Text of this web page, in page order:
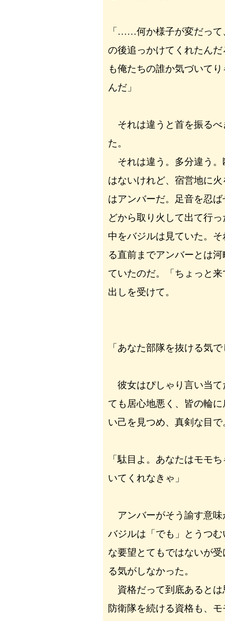
「……何か様子が変だって
の後追っかけてくれたん
も俺たちの誰か気づいて
んだ」
それは違うと首を振るべ
た。
それは違う。多分違う。
はないけれど、宿営地に
はアンバーだ。足音を忍
どから取り火して出て行
中をバジルは見ていた。
る直前までアンバーとは
ていたのだ。「ちょっと
出しを受けて。
「あなた部隊を抜ける気
彼女はぴしゃり言い当て
ても居心地悪く、皆の輪
い己を見つめ、真剣な目で
「駄目よ。あなたはモモ
いてくれなきゃ」
アンバーがそう諭す意味
バジルは「でも」とうつ
な要望とてもではないが
る気がしなかった。
資格だって到底あるとは
防衛隊を続ける資格も、